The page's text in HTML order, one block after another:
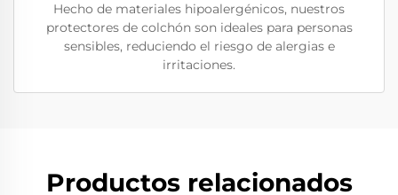
Hecho de materiales hipoalergénicos, nuestros
protectores de colchón son ideales para personas
sensibles, reduciendo el riesgo de alergias e
irritaciones.
Productos relacionados